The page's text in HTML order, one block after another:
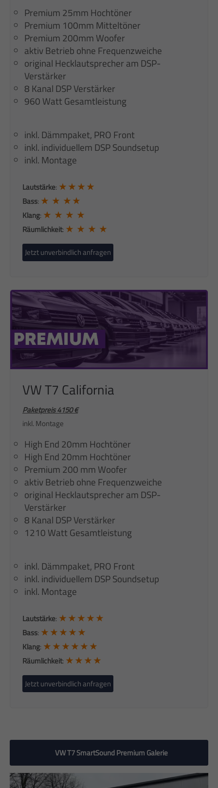
Premium 25mm Hochtöner
Premium 100mm Mitteltöner
Premium 200mm Woofer
aktiv Betrieb ohne Frequenzweiche
original Hecklautsprecher am DSP-
Verstärker
8 Kanal DSP Verstärker
960 Watt Gesamtleistung
inkl. Dämmpaket, PRO Front
inkl. individuellem DSP Soundsetup
inkl. Montage
Lautstärke: ★ ★ ★ ★
Bass: ★ ★ ★ ★
Klang: ★ ★ ★ ★
Räumlichkeit: ★ ★ ★ ★
Jetzt unverbindlich anfragen
VW T7 California
Paketpreis 4150 €
inkl. Montage
High End 20mm Hochtöner
High End 20mm Hochtöner
Premium 200 mm Woofer
aktiv Betrieb ohne Frequenzweiche
original Hecklautsprecher am DSP-
Verstärker
8 Kanal DSP Verstärker
1210 Watt Gesamtleistung
inkl. Dämmpaket, PRO Front
inkl. individuellem DSP Soundsetup
inkl. Montage
Lautstärke: ★ ★ ★ ★ ★
Bass: ★ ★ ★ ★ ★
Klang: ★ ★ ★ ★ ★ ★
Räumlichkeit: ★ ★ ★ ★
Jetzt unverbindlich anfragen
VW T7 SmartSound Premium Galerie